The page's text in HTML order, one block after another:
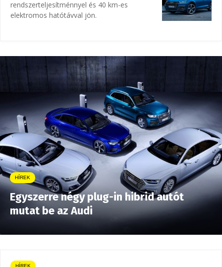
rendszerteljesítménnyel és 40 km-es
elektromos hatótávval jön.
HÍREK
Egyszerre négy plug-in hibrid autót
mutat be az Audi
HÍREK